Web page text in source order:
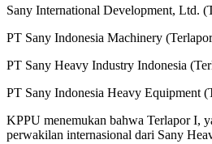
Sany International Development, Ltd.
PT Sany Indonesia Machinery
PT Sany Heavy Industry Indonesia
PT Sany Indonesia Heavy Equipment
KPPU menemukan bahwa Terlapor I,
perwakilan internasional dari Sany